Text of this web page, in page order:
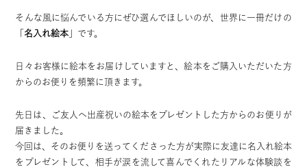
そんな風に悩んでいる方にぜひ選んでほしいのが、世界に一冊だけの
名入れ絵本 」です。
日々お客様に絵本をお届けしていますと、絵本をご購入いただいた方
からのお便りを頻繁に頂きます。
先日は、ご友人へ出産祝いの絵本をプレゼントした方からのお便りが
届きました。
今回は、そのお便りを送ってくださった方が実際に友達に名入れ絵本
をプレゼントして、相手が涙を流して喜んでくれたリアルな体験談を